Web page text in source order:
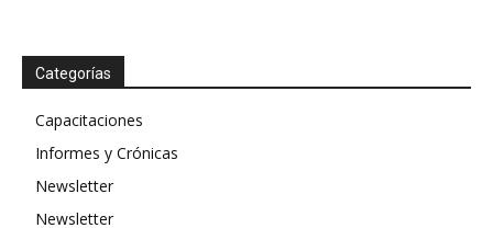
Categorías
Capacitaciones
Informes y Crónicas
Newsletter
Newsletter